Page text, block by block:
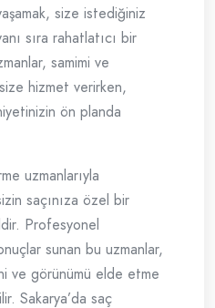
size istediğiniz
sıra rahatlatıcı bir
samimi ve
hizmet verirken,
ön planda
uzmanlarıyla
saçınıza özel bir
Profesyonel
sunan bu uzmanlar,
ve görünümü elde etme
Sakarya’da saç